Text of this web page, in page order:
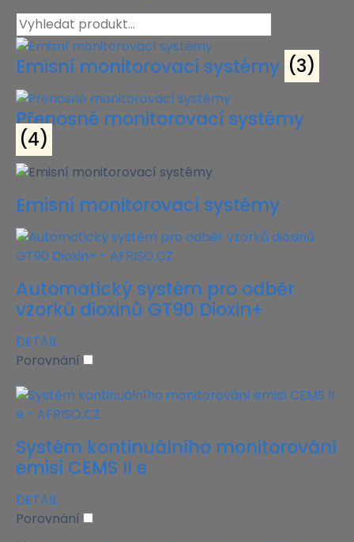
Emisní monitorovací systémy (3)
Přenosné monitorovací systémy
(4)
Emisní monitorovací systémy
Automatický systém pro odběr
vzorků dioxinů GT90 Dioxin+
DETAIL
Porovnání
Systém kontinuálního monitorování
emisí CEMS II e
DETAIL
Porovnání